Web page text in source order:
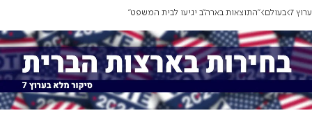
ערוץ 7 בעולם "התוצאות בארה"ב יגיעו לבית המשפט"